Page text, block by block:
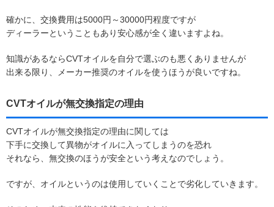
確かに、交換費用は5000円～30000円程度ですが
ディーラーということもあり安心感が全く違いますよね。
知識があるならCVTオイルを自分で選ぶのも悪くありませんが
出来る限り、メーカー推奨のオイルを使うほうが良いですね。
CVTオイルが無交換指定の理由
CVTオイルが無交換指定の理由に関しては
下手に交換して異物がオイルに入ってしまうのを恐れ
それなら、無交換のほうが安全という考えなのでしょう。
ですが、オイルというのは使用していくことで劣化していきます。